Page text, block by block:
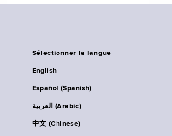
Sélectionner la langue
English
Español (Spanish)
العربية (Arabic)
中文 (Chinese)